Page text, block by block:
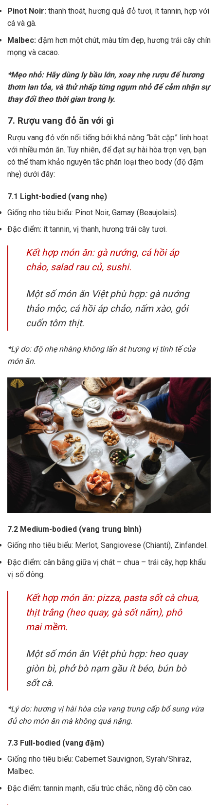
Pinot Noir: thanh thoát, hương quả đỏ tươi, ít tannin, hợp với
cá và gà.
Malbec: đậm hơn một chút, màu tím đẹp, hương trái cây chín
mọng và cacao.
*Mẹo nhỏ: Hãy dùng ly bầu lớn, xoay nhẹ rượu để hương
thơm lan tỏa, và thử nhấp từng ngụm nhỏ để cảm nhận sự
thay đổi theo thời gian trong ly.
7. Rượu vang đỏ ăn với gì
Rượu vang đỏ vốn nổi tiếng bởi khả năng “bắt cặp” linh hoạt
với nhiều món ăn. Tuy nhiên, để đạt sự hài hòa trọn vẹn, bạn
có thể tham khảo nguyên tắc phân loại theo body (độ đậm
nhẹ) dưới đây:
7.1 Light-bodied (vang nhẹ)
Giống nho tiêu biểu: Pinot Noir, Gamay (Beaujolais).
Đặc điểm: ít tannin, vị thanh, hương trái cây tươi.
Kết hợp món ăn: gà nướng, cá hồi áp
chảo, salad rau củ, sushi.
Một số món ăn Việt phù hợp: gà nướng
thảo mộc, cá hồi áp chảo, nấm xào, gỏi
cuốn tôm thịt.
*Lý do: độ nhẹ nhàng không lấn át hương vị tinh tế của
món ăn.
7.2 Medium-bodied (vang trung bình)
Giống nho tiêu biểu: Merlot, Sangiovese (Chianti), Zinfandel.
Đặc điểm: cân bằng giữa vị chát – chua – trái cây, hợp khẩu
vị số đông.
Kết hợp món ăn: pizza, pasta sốt cà chua,
thịt trắng (heo quay, gà sốt nấm), phô
mai mềm.
Một số món ăn Việt phù hợp: heo quay
giòn bì, phở bò nạm gầu ít béo, bún bò
sốt cà.
*Lý do: hương vị hài hòa của vang trung cấp bổ sung vừa
đủ cho món ăn mà không quá nặng.
7.3 Full-bodied (vang đậm)
Giống nho tiêu biểu: Cabernet Sauvignon, Syrah/Shiraz,
Malbec.
Đặc điểm: tannin mạnh, cấu trúc chắc, nồng độ cồn cao.